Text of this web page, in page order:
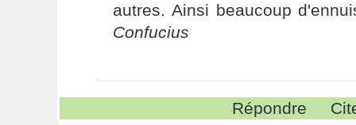
autres. Ainsi beaucoup
Confucius
Répondre